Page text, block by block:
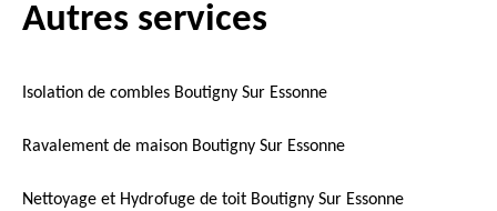
Autres services
Isolation de combles Boutigny Sur Essonne
Ravalement de maison Boutigny Sur Essonne
Nettoyage et Hydrofuge de toit Boutigny Sur Essonne